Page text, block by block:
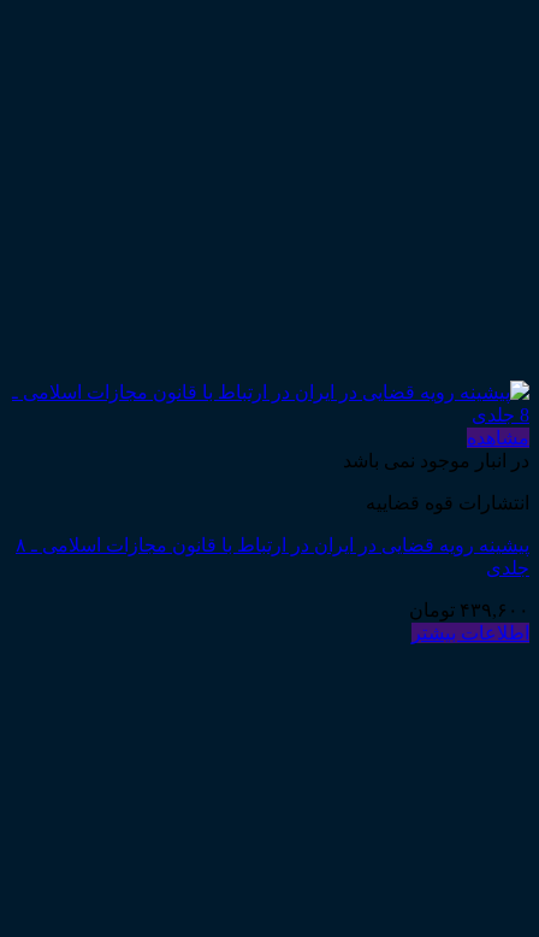
مشاهده
در انبار موجود نمی باشد
انتشارات قوه قضاییه
پیشینه رویه قضایی در ایران در ارتباط با قانون مجازات اسلامی ـ ۸
جلدی
۴۳۹,۶۰۰ تومان
اطلاعات بیشتر